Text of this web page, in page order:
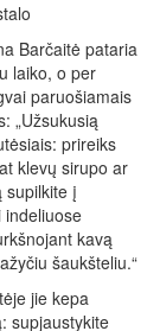
Barčaitė pataria
laiko, o per
paruošiamais
„Užsukusią
prireiks
klevų sirupo ar
supilkite į
indeliuose
kavą
šaukšteliu.“
jie kepa
supjaustykite